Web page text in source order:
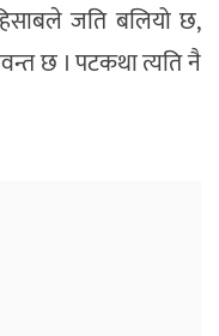
हिसाबले जति बलियो छ,
छ । पटकथा त्यति नै